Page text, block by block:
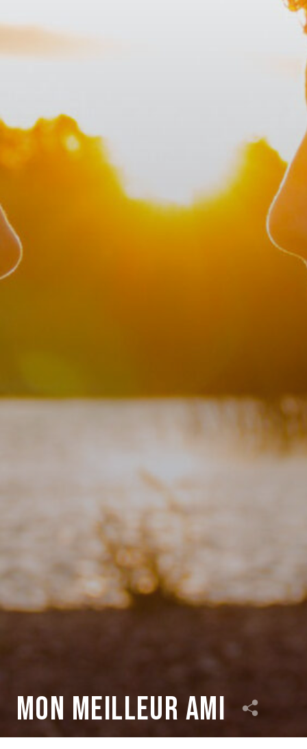
Mon meilleur ami